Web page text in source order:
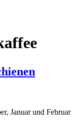
Januar und Februar